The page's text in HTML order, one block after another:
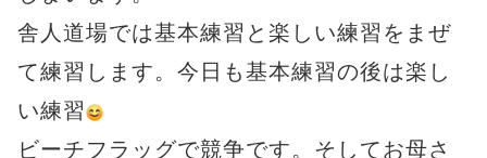
舎人道場では基本練習と楽しい練習をまぜ
て練習します。今日も基本練習の後は楽し
い練習
ビーチフラッグで競争です。そしてお母さ